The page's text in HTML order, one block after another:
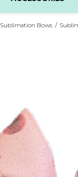
Sublimation Bows /